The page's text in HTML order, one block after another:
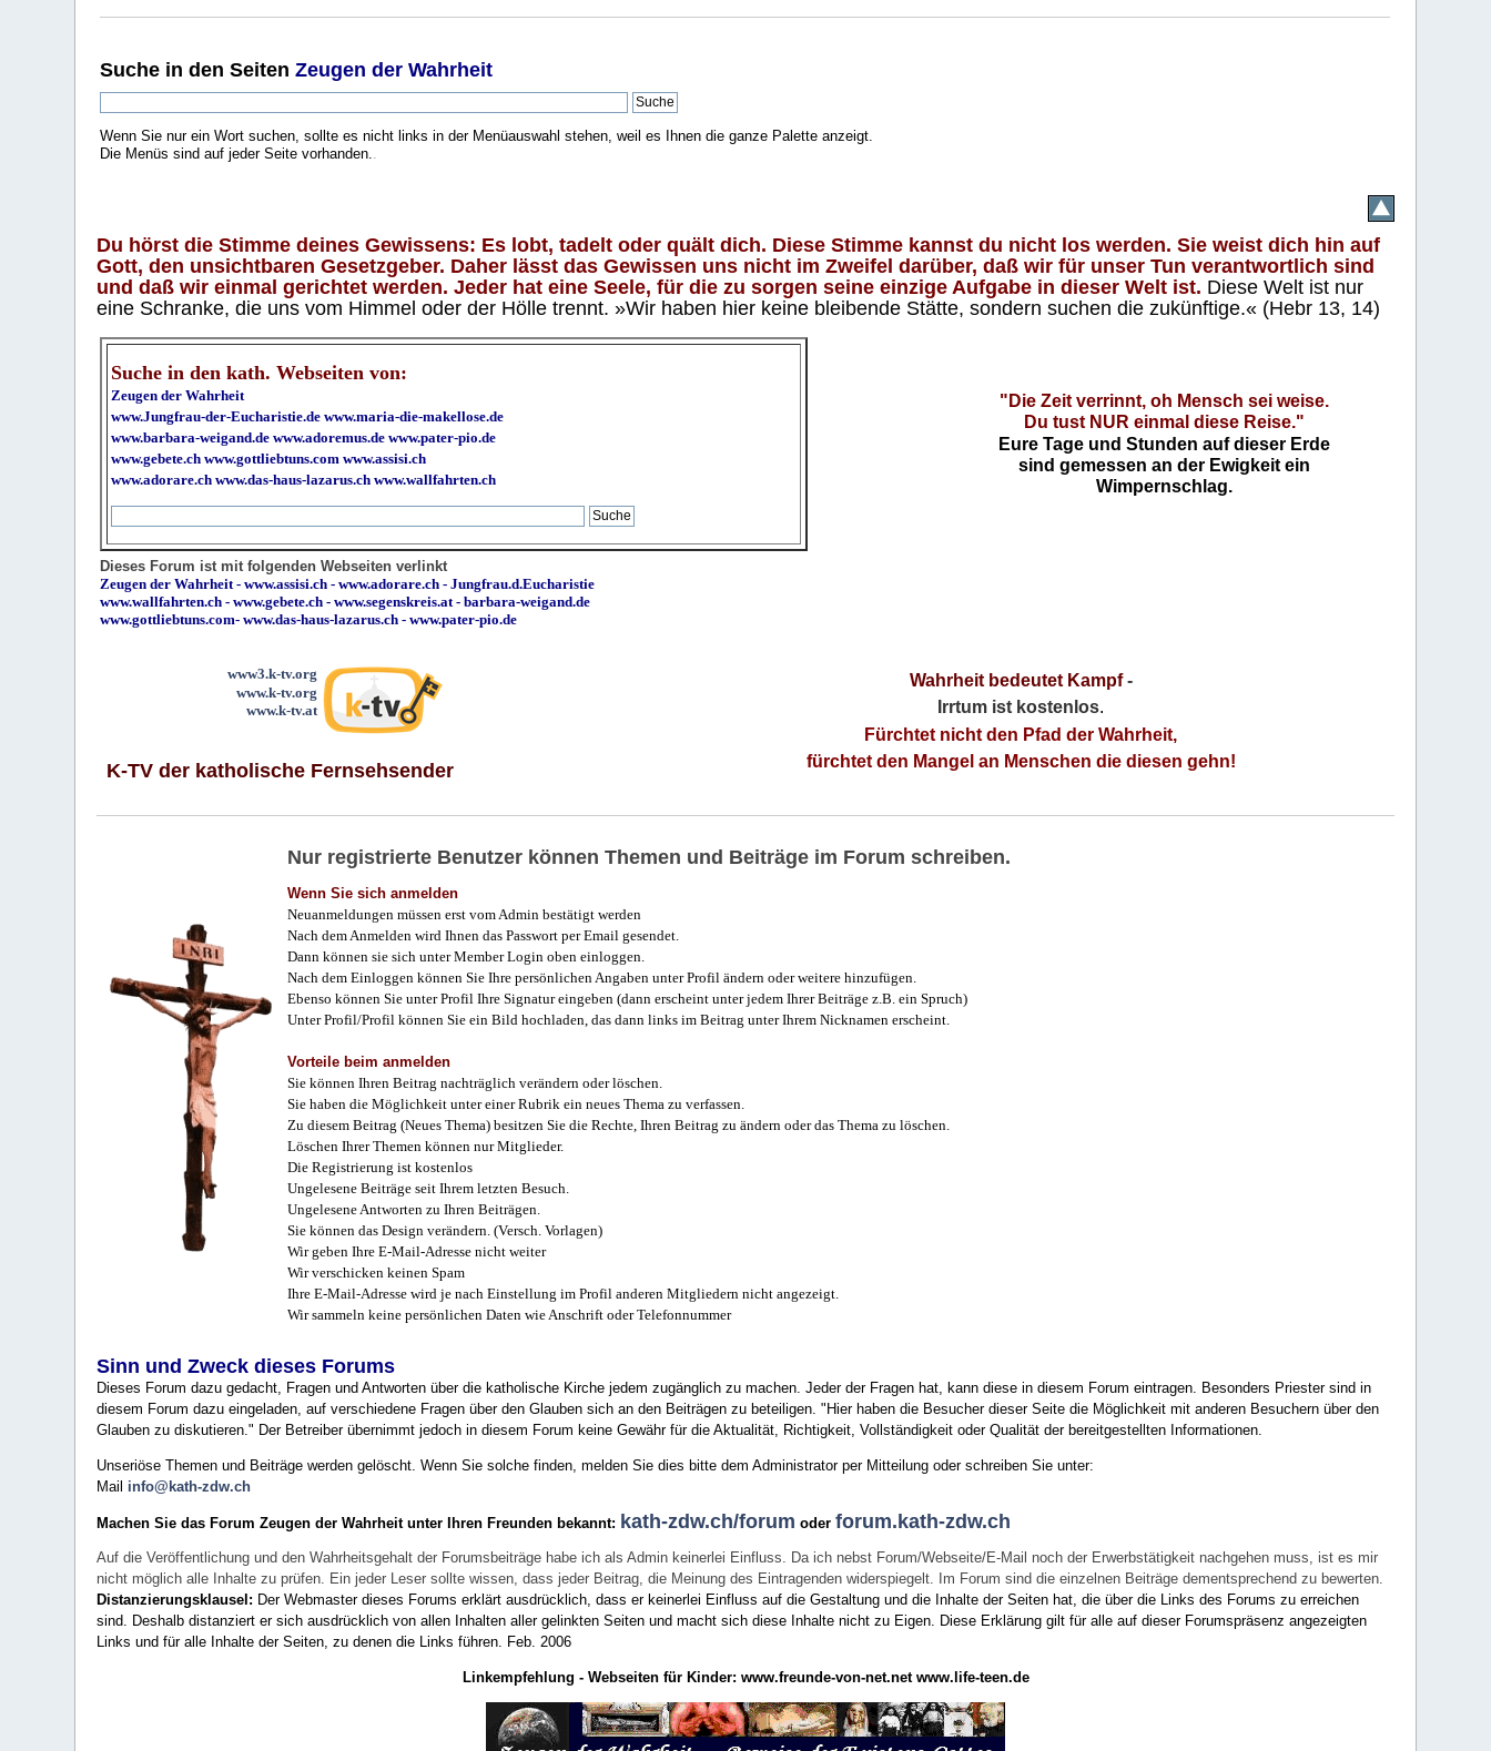
Suche in den SeitenZeugen der Wahrheit
Wenn Sie nur ein Wort suchen, sollte es nicht links in der Menüauswahl stehen, weil es Ihnen die ganze Palette anzeigt.
Die Menüs sind auf jeder Seite vorhanden..
Du hörst die Stimme deines Gewissens: Es lobt, tadelt oder quält dich. Diese Stimme kannst du nicht los werden. Sie weist dich hin auf
Gott, den unsichtbaren Gesetzgeber. Daher lässt das Gewissen uns nicht im Zweifel darüber, daß wir für unser Tun verantwortlich sind
und daß wir einmal gerichtet werden. Jeder hat eine Seele, für die zu sorgen seine einzige Aufgabe in dieser Welt ist. Diese Welt ist nur
eine Schranke, die uns vom Himmel oder der Hölle trennt. »Wir haben hier keine bleibende Stätte, sondern suchen die zukünftige.« (Hebr 13, 14)
Suche in den kath. Webseiten von:
Zeugen der Wahrheit
www.Jungfrau-der-Eucharistie.de www.maria-die-makellose.de
www.barbara-weigand.de www.adoremus.de www.pater-pio.de
www.gebete.ch www.gottliebtuns.com www.assisi.ch
www.adorare.ch www.das-haus-lazarus.ch www.wallfahrten.ch
"Die Zeit verrinnt, oh Mensch sei weise.
Du tust NUR einmal diese Reise."
Eure Tage und Stunden auf dieser Erde
sind gemessen an der Ewigkeit ein
Wimpernschlag.
Dieses Forum ist mit folgenden Webseiten verlinkt
Zeugen der Wahrheit-www.assisi.ch -www.adorare.ch -Jungfrau.d.Eucharistie
www.wallfahrten.ch -www.gebete.ch -www.segenskreis.at-barbara-weigand.de
www.gottliebtuns.com-www.das-haus-lazarus.ch - www.pater-pio.de
www3.k-tv.org
www.k-tv.org
www.k-tv.at
K-TV der katholische Fernsehsender
Wahrheit bedeutet Kampf-
Irrtum ist kostenlos.
Fürchtet nicht den Pfad der Wahrheit,
fürchtet den Mangel an Menschen die diesen gehn!
Nur registrierte Benutzer können Themen und Beiträge im Forum schreiben.
Wenn Sie sich anmelden
Neuanmeldungen müssen erst vom Admin bestätigt werden
Nach dem Anmelden wird Ihnen das Passwort per Email gesendet.
Dann können sie sich unter Member Login oben einloggen.
Nach dem Einloggen können Sie Ihre persönlichen Angaben unter Profil ändern oder weitere hinzufügen.
Ebenso können Sie unter Profil Ihre Signatur eingeben (dann erscheint unter jedem Ihrer Beiträge z.B. ein Spruch)
Unter Profil/Profil können Sie ein Bild hochladen, das dann links im Beitrag unter Ihrem Nicknamen erscheint.
Vorteile beim anmelden
Sie können Ihren Beitrag nachträglich verändern oder löschen.
Sie haben die Möglichkeit unter einer Rubrik ein neues Thema zu verfassen.
Zu diesem Beitrag (Neues Thema) besitzen Sie die Rechte, Ihren Beitrag zu ändern oder das Thema zu löschen.
Löschen Ihrer Themen können nur Mitglieder.
Die Registrierung ist kostenlos
Ungelesene Beiträge seit Ihrem letzten Besuch.
Ungelesene Antworten zu Ihren Beiträgen.
Sie können das Design verändern. (Versch. Vorlagen)
Wir geben Ihre E-Mail-Adresse nicht weiter
Wir verschicken keinen Spam
Ihre E-Mail-Adresse wird je nach Einstellung im Profil anderen Mitgliedern nicht angezeigt.
Wir sammeln keine persönlichen Daten wie Anschrift oder Telefonnummer
Sinn und Zweck dieses Forums
Dieses Forum dazu gedacht, Fragen und Antworten über die katholische Kirche jedem zugänglich zu machen. Jeder der Fragen hat, kann diese in diesem Forum eintragen. Besonders Priester sind in
diesem Forum dazu eingeladen, auf verschiedene Fragen über den Glauben sich an den Beiträgen zu beteiligen. "Hier haben die Besucher dieser Seite die Möglichkeit mit anderen Besuchern über den
Glauben zu diskutieren." Der Betreiber übernimmt jedoch in diesem Forum keine Gewähr für die Aktualität, Richtigkeit, Vollständigkeit oder Qualität der bereitgestellten Informationen.
Unseriöse Themen und Beiträge werden gelöscht. Wenn Sie solche finden, melden Sie dies bitte dem Administrator per Mitteilung oder schreiben Sie unter:
Mail info@kath-zdw.ch
Machen Sie das Forum Zeugen der Wahrheit unter Ihren Freunden bekannt: kath-zdw.ch/forum oderforum.kath-zdw.ch
Auf die Veröffentlichung und den Wahrheitsgehalt der Forumsbeiträge habe ich als Admin keinerlei Einfluss. Da ich nebst Forum/Webseite/E-Mail noch der Erwerbstätigkeit nachgehen muss, ist es mir
nicht möglich alle Inhalte zu prüfen. Ein jeder Leser sollte wissen, dass jeder Beitrag, die Meinung des Eintragenden widerspiegelt. Im Forum sind die einzelnen Beiträge dementsprechend zu bewerten.
Distanzierungsklausel: Der Webmaster dieses Forums erklärt ausdrücklich, dass er keinerlei Einfluss auf die Gestaltung und die Inhalte der Seiten hat, die über die Links des Forums zu erreichen
sind. Deshalb distanziert er sich ausdrücklich von allen Inhalten aller gelinkten Seiten und macht sich diese Inhalte nicht zu Eigen. Diese Erklärung gilt für alle auf dieser Forumspräsenz angezeigten
Links und für alle Inhalte der Seiten, zu denen die Links führen. Feb. 2006
Linkempfehlung - Webseiten für Kinder: www.freunde-von-net.net www.life-teen.de